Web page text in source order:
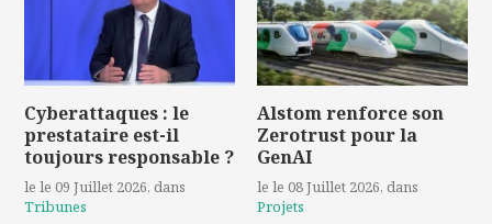
Cyberattaques : le
prestataire est-il
toujours responsable ?
le le 09 Juillet 2026, dans
Tribunes
Alstom renforce son
Zerotrust pour la
GenAI
le le 08 Juillet 2026, dans
Projets